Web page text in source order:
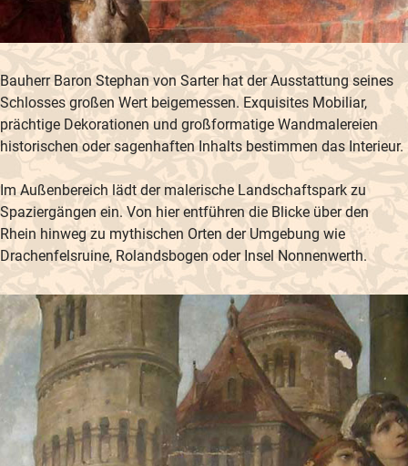
Bauherr Baron Stephan von Sarter hat der Ausstattung seines
Schlosses großen Wert beigemessen. Exquisites Mobiliar,
prächtige Dekorationen und großformatige Wandmalereien
historischen oder sagenhaften Inhalts bestimmen das Interieur.
Im Außenbereich lädt der malerische Landschaftspark zu
Spaziergängen ein. Von hier entführen die Blicke über den
Rhein hinweg zu mythischen Orten der Umgebung wie
Drachenfelsruine, Rolandsbogen oder Insel Nonnenwerth.